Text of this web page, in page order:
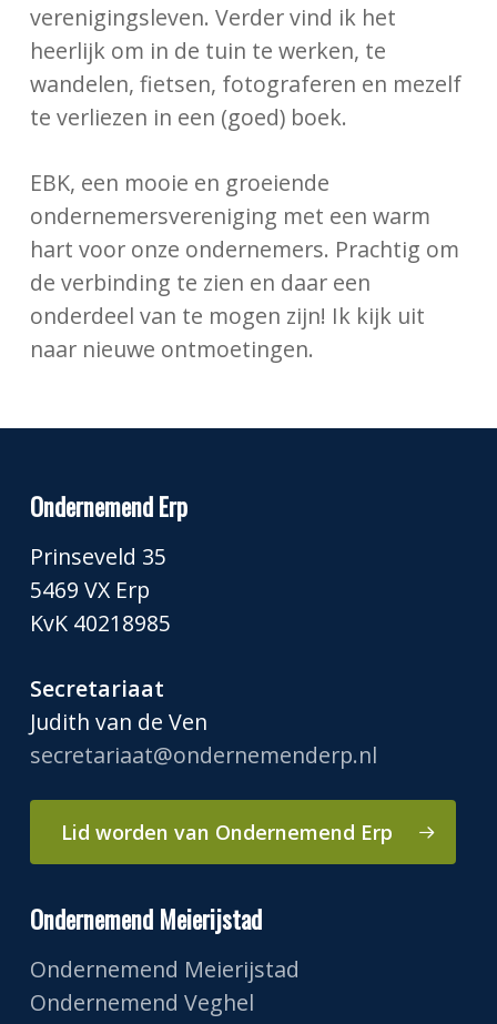
verenigingsleven. Verder vind ik het
heerlijk om in de tuin te werken, te
wandelen, fietsen, fotograferen en mezelf
te verliezen in een (goed) boek.
EBK, een mooie en groeiende
ondernemersvereniging met een warm
hart voor onze ondernemers. Prachtig om
de verbinding te zien en daar een
onderdeel van te mogen zijn! Ik kijk uit
naar nieuwe ontmoetingen.
Ondernemend Erp
Prinseveld 35
5469 VX Erp
KvK 40218985
Secretariaat
Judith van de Ven
secretariaat@ondernemenderp.nl
Lid worden van Ondernemend Erp
Ondernemend Meierijstad
Ondernemend Meierijstad
Ondernemend Veghel